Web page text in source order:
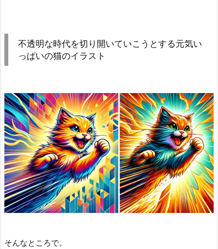
不透明な時代を切り開いていこうとする元気い
っぱいの猫のイラスト
そんなところで。